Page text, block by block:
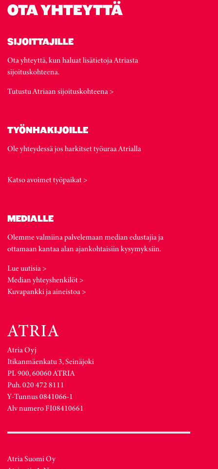
OTA YHTEYTTÄ
SIJOITTAJILLE
Ota yhteyttä, kun haluat lisätietoja Atriasta
sijoituskohteena.
Tutustu Atriaan sijoituskohteena >
TYÖNHAKIJOILLE
Ole yhteydessä jos harkitset työuraa Atrialla
Katso avoimet työpaikat >
MEDIALLE
Olemme valmiina palvelemaan median edustajia ja
ottamaan kantaa alan ajankohtaisiin kysymyksiin.
Lue uutisia >
Median yhteyshenkilöt >
Kuvapankki ja aineistoa >
Atria Oyj
Itikanmäenkatu 3, Seinäjoki
PL 900, 60060 ATRIA
Puh. 020 472 8111
Y-Tunnus 0841066-1
Alv numero FI08410661
Atria Suomi Oy